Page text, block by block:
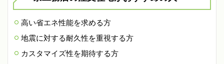
高い省エネ性能を求める方
地震に対する耐久性を重視する方
カスタマイズ性を期待する方